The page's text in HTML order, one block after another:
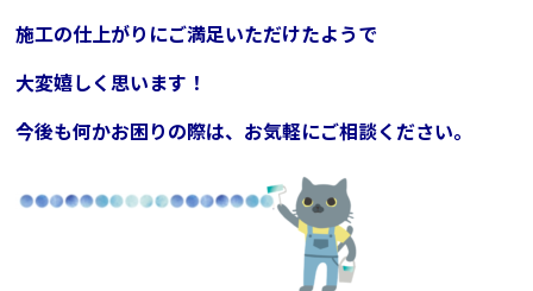
施工の仕上がりにご満足いただけたようで
大変嬉しく思います！
今後も何かお困りの際は、お気軽にご相談ください。